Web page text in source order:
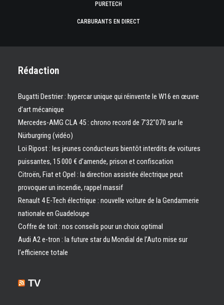
PURETECH
CARBURANTS EN DIRECT
Rédaction
Bugatti Destrier : hypercar unique qui réinvente le W16 en œuvre
d’art mécanique
Mercedes-AMG CLA 45 : chrono record de 7’32″070 sur le
Nürburgring (vidéo)
Loi Ripost : les jeunes conducteurs bientôt interdits de voitures
puissantes, 15 000 € d’amende, prison et confiscation
Citroën, Fiat et Opel : la direction assistée électrique peut
provoquer un incendie, rappel massif
Renault 4 E-Tech électrique : nouvelle voiture de la Gendarmerie
nationale en Guadeloupe
Coffre de toit : nos conseils pour un choix optimal
Audi A2 e-tron : la future star du Mondial de l’Auto mise sur
l’efficience totale
TV